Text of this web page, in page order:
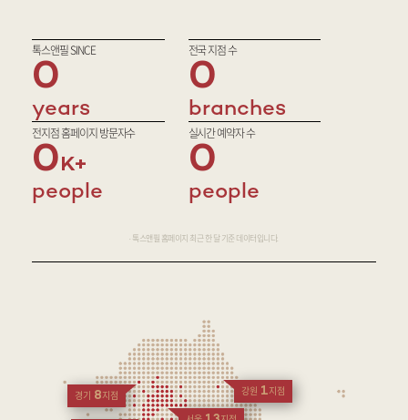
톡스앤필 SINCE
0
years
전국 지점 수
0
branches
전지점 홈페이지 방문자수
0
people
실시간 예약자 수
0
people
· 톡스앤필 홈페이지 최근 한 달 기준 데이터입니다.
경기 8지점 강원 1지점